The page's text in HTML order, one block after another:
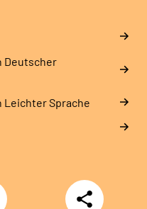
Deutscher
Sprache
Teilen